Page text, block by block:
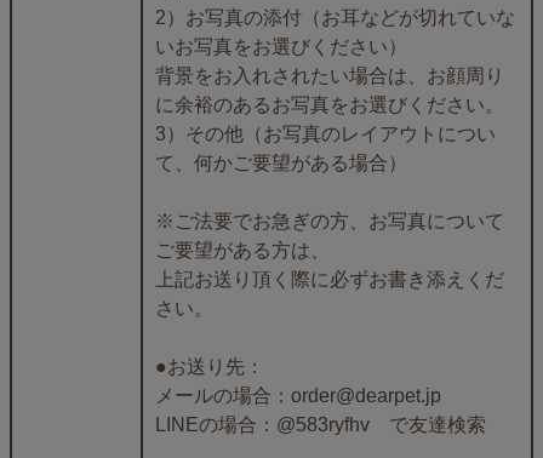
2）お写真の添付（お耳などが切れていな
いお写真をお選びください）
背景をお入れされたい場合は、お顔周り
に余裕のあるお写真をお選びください。
3）その他（お写真のレイアウトについ
て、何かご要望がある場合）
※ご法要でお急ぎの方、お写真について
ご要望がある方は、
上記お送り頂く際に必ずお書き添えくだ
さい。
●お送り先：
メールの場合：order@dearpet.jp
LINEの場合：@583ryfhv で友達検索